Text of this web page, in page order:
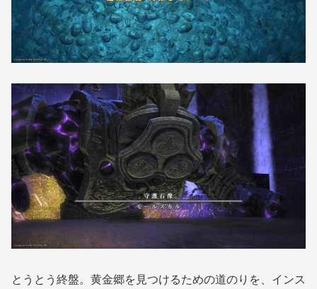
とうとう終盤。黄金郷を見つけるための道のりを、インス